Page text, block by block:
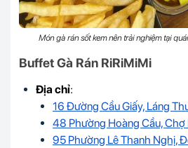
Món gà rán sốt kem nên trải nghiệm tại
Buffet Gà Rán RiRiMiMi
Địa chỉ:
16 Đường Cầu Giấy, Láng
48 Phường Hoàng Cầu,
95 Phường Lê Thanh Nghị,